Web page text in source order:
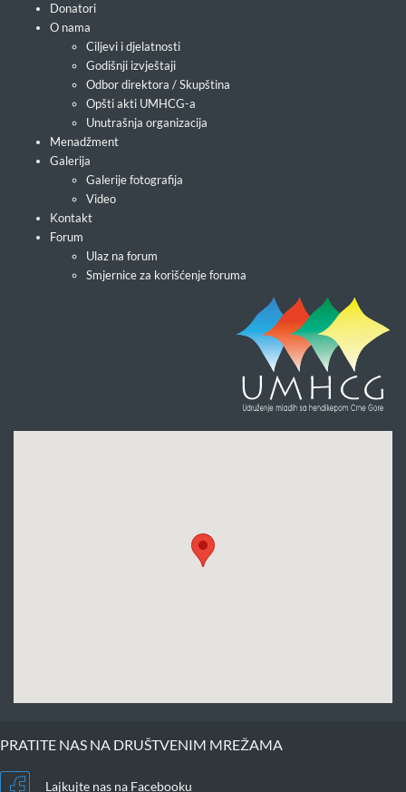
Donatori
O nama
Ciljevi i djelatnosti
Godišnji izvještaji
Odbor direktora / Skupština
Opšti akti UMHCG-a
Unutrašnja organizacija
Menadžment
Galerija
Galerije fotografija
Video
Kontakt
Forum
Ulaz na forum
Smjernice za korišćenje foruma
PRATITE NAS NA DRUŠTVENIM MREŽAMA
Lajkujte nas na Facebooku